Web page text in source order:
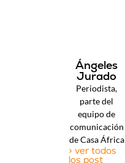
Ángeles
Jurado
Periodista,
parte del
equipo de
comunicación
de Casa África
> ver todos
los post